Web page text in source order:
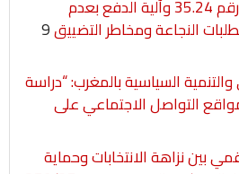
مشروع القانون التنظيمي رقم 35.24 وآلية الدفع بعدم
النجاعة ومخاطر التضييق9
السياسية بالمغرب: “دراسة
التواصل الاجتماعي على
بين نزاهة الانتخابات وحماية